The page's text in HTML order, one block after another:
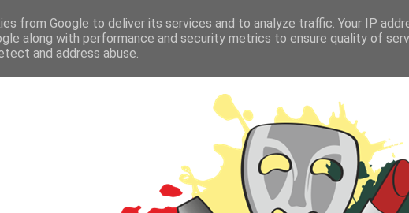
FŐOLDAL TESZT PARFÜM KULTÚRA
from Google to deliver its services and to analyze traffic. Your IP
along with performance and security metrics to ensure quality of
and address abuse.